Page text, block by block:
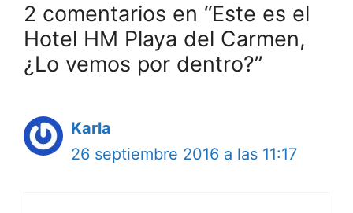
2 comentarios en “Este es el
Hotel HM Playa del Carmen,
¿Lo vemos por dentro?”
Karla
26 septiembre 2016 a las 11:17